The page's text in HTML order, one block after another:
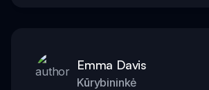
Emma Davis
Kūrybininkė